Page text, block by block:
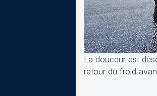
La douceur est
retour du froid